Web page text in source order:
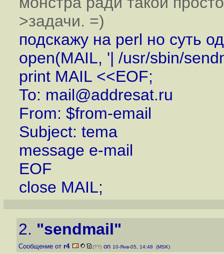
>задачи. =)
подскажу на perl но суть
open(MAIL, '| /usr/sbin/
print MAIL <<EOF;
To: mail@addresat.ru
From: $from-email
Subject: tema
message e-mail
EOF
close MAIL;
2. "sendmail"
Сообщение от r4 (??) on 10-Янв-05, 14:48 (MSK)